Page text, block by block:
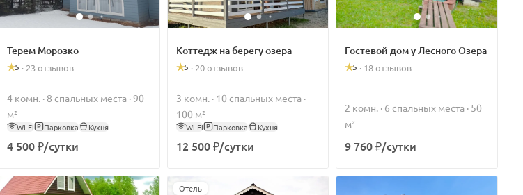
Терем Морозко
5 · 23 отзывов
4 комн. · 8 спальных места · 90
м²
Wi-Fi Парковка Кухня
4 500 ₽/сутки
Коттедж на берегу озера
5 · 20 отзывов
3 комн. · 10 спальных места ·
100 м²
Wi-Fi Парковка Кухня
12 500 ₽/сутки
Гостевой дом у Лесного Озера
5 · 18 отзывов
2 комн. · 6 спальных места · 50
м²
9 760 ₽/сутки
Отель